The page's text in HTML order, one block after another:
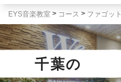
EYS音楽教室 コース ファゴット
千葉の